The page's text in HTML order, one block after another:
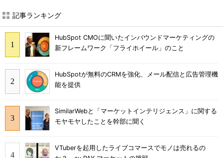
記事ランキング
HubSpot CMOに聞いたインバウンドマーケティングの
新フレームワーク「フライホイール」のこと
HubSpotが無料のCRMを強化、メール配信と広告管理機
能を提供
SimilarWebと「マーケットインテリジェンス」に関する
モヤモヤしたことを幹部に聞く
VTuberを起用したライブコマースでモノは売れるの